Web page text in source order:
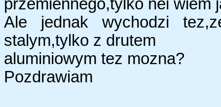
przemiennego,tylko nei wiem
Ale jednak wychodzi
stalym,tylko z drutem
aluminiowym tez mozna?
Pozdrawiam